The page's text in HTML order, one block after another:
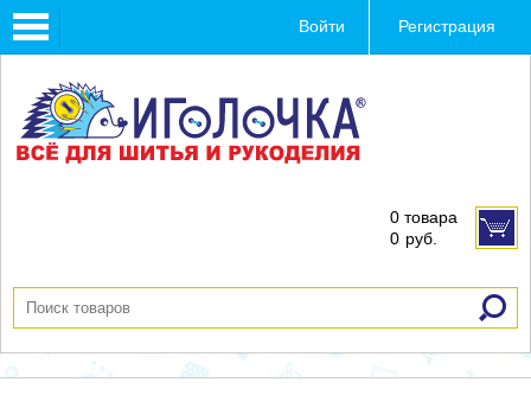
Toggle
navigation
Войти Регистрация
0 товара
0 руб.